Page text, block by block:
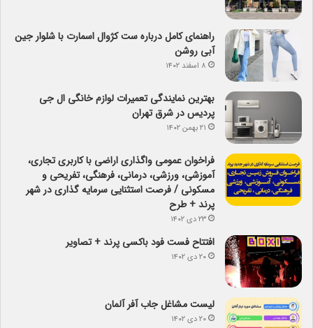
راهنمای کامل درباره ست کژوال اسمارت با شلوار جین
آبی روشن
۸ اسفند ۱۴۰۲
بهترین نمایندگی تعمیرات لوازم خانگی ال جی
پردیس در شرق تهران
۲۱ بهمن ۱۴۰۲
فراخوان عمومی واگذاری اراضی با کاربری تجاری،
آموزشی، ورزشی، درمانی، فرهنگی، تفریحی و
مسکونی / فرصت استثنایی سرمایه گذاری در شهر
پرند + طرح
۲۳ دی ۱۴۰۲
افتتاح فست فود باکسی پرند + تصاویر
۲۰ دی ۱۴۰۲
لیست مشاغل جاب آفر آلمان
۲۰ دی ۱۴۰۲